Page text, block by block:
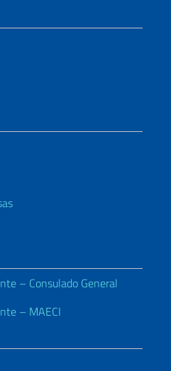
– Consulado General
– MAECI